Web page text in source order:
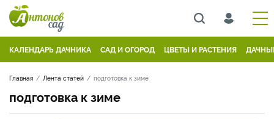
КАЛЕНДАРЬ ДАЧНИКА САД И ОГОРОД ЦВЕТЫ И РАСТЕНИЯ
Главная Лента статей подготовка к зиме
подготовка к зиме